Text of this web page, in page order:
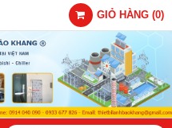
GIỎ HÀNG (0)